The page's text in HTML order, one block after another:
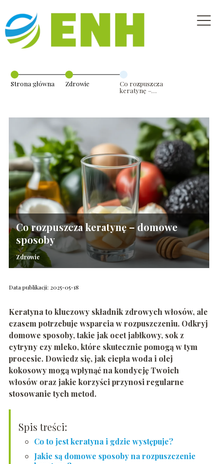
Strona główna Zdrowie
Co rozpuszcza
keratynę –
Co rozpuszcza keratynę – domowe
sposoby
Zdrowie
Data publikacji: 2025-05-18
Keratyna to kluczowy składnik zdrowych włosów, ale
czasem potrzebuje wsparcia w rozpuszczeniu. Odkryj
domowe sposoby, takie jak ocet jabłkowy, sok z
cytryny czy mleko, które skutecznie pomogą w tym
procesie. Dowiedz się, jak ciepła woda i olej
kokosowy mogą wpłynąć na kondycję Twoich
włosów oraz jakie korzyści przynosi regularne
stosowanie tych metod.
Spis treści:
Co to jest keratyna i gdzie występuje?
Jakie są domowe sposoby na rozpuszczenie